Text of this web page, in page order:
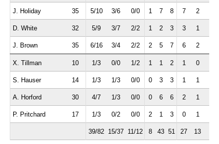
J. Holiday 35 5/10 3/6 0/0 1 7 8 7 2
D. White 32 5/9 3/7 2/2 1 2 3 3 1
J. Brown 35 6/16 3/4 2/2 2 5 7 6 2
X. Tillman 10 1/3 0/0 1/2 1 1 2 1 0
S. Hauser 14 1/3 1/3 0/0 0 3 3 1 1
A. Horford 30 4/7 1/3 0/0 0 6 6 2 1
P. Pritchard 17 1/3 0/2 0/0 2 1 3 0 1
39/82 15/37 11/12 8 43 51 27 13